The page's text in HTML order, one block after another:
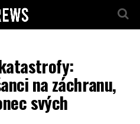
na záchranu,
svých